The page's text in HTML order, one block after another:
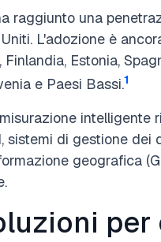
raggiunto una
L'adozione è
Estonia,
e Paesi Bassi.1
intelligente
sistemi di gestione dei
geografica